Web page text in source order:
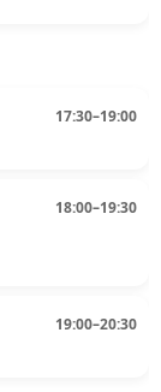
17:30–19:00
18:00–19:30
19:00–20:30